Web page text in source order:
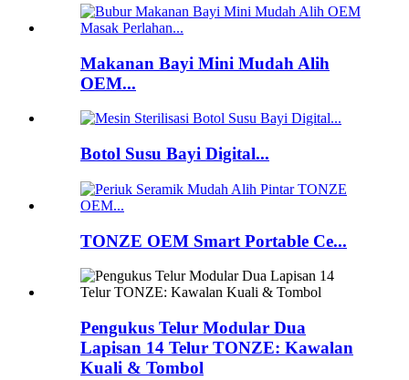
Makanan Bayi Mini Mudah Alih
OEM...
Botol Susu Bayi Digital...
TONZE OEM Smart Portable Ce...
Pengukus Telur Modular Dua
Lapisan 14 Telur TONZE: Kawalan
Kuali & Tombol